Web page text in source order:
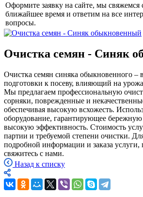
Оформите заявку на сайте, мы свяжемся
ближайшее время и ответим на все
вопросы.
Очистка семян - Синяк
Очистка семян синяка обыкновенного –
подготовки к посеву, влияющий на
Мы предлагаем профессиональную
сорняки, поврежденные и
обеспечивая высокую всхожесть.
оборудование, гарантирующее бережную
высокую эффективность. Стоимость
партии и требуемой степени очистки.
подробной информации и заказа услуги,
свяжитесь с нами.
Назад к списку